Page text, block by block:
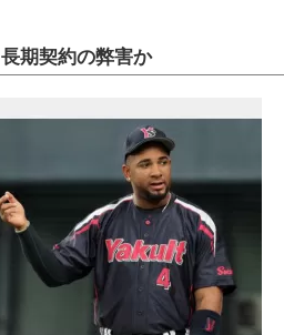
長期契約の弊害か